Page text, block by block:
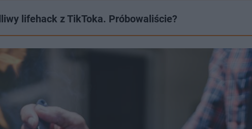
lifehack z TikToka. Próbowaliście?